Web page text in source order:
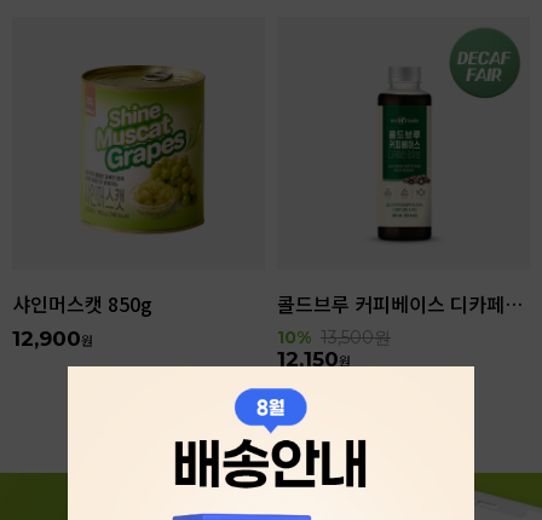
샤인머스캣 850g
12,900원
콜드브루 커피베이스 디카페인 리저브 440ml
10% 13,500원
12,150원